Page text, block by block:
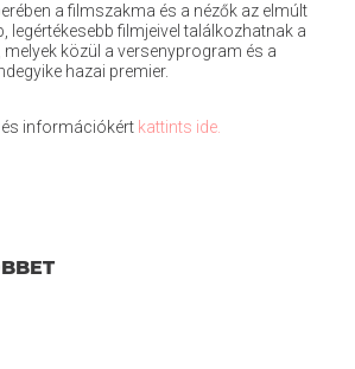
a filmszakma és a nézők az elmúlt
legértékesebb filmjeivel találkozhatnak a
közül a versenyprogram és a
hazai premier.
információkért kattints ide.